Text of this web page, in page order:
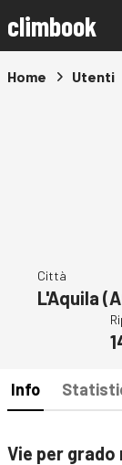
climbook
Home Utenti
Città
L'Aquila
Info
Vie per